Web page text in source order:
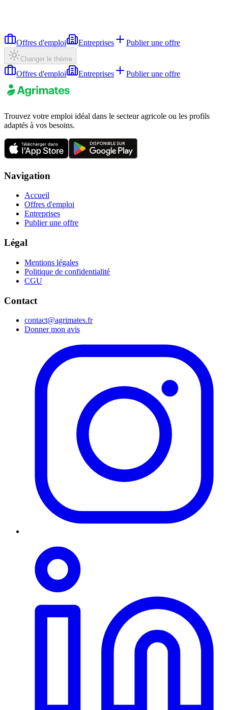
Offres d'emploi Entreprises Publier une offre
Changer le thème
Offres d'emploi Entreprises Publier une offre
Trouvez votre emploi idéal dans le secteur agricole ou les profils
adaptés à vos besoins.
Navigation
Accueil
Offres d'emploi
Entreprises
Publier une offre
Légal
Mentions légales
Politique de confidentialité
CGU
Contact
contact@agrimates.fr
Donner mon avis